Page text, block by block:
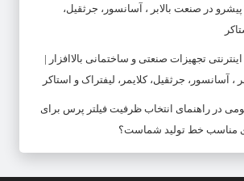
پیشرو در صنعت بالابر ، آسانسور، جرثقیل،
تجهیزات صنعتی و ساختمانی بالاافزار |
، آسانسور، جرثقیل، کلایمر، لیفتراک و استاکر
در راهنمای انتخاب ظرفیت فیلتر پرس برای
مناسب خط تولید شماست؟